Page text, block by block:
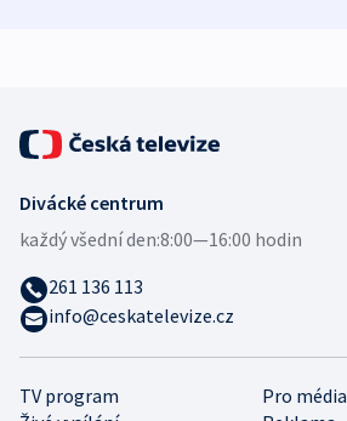
TV program
Pro média
Divácké centrum
každý všední den:8:00—16:00 hodin
261 136 113
info@ceskatelevize.cz